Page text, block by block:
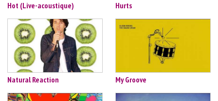
Hot (Live-acoustique) Hurts
Natural Reaction My Groove